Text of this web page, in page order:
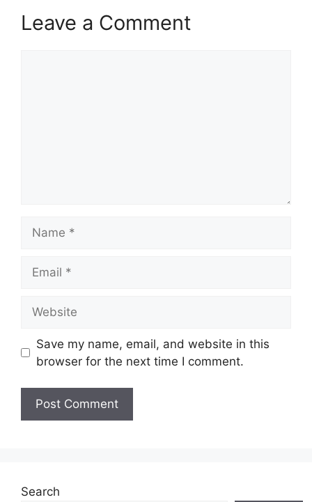
Leave a Comment
Save my name, email, and website in this
browser for the next time I comment.
Search